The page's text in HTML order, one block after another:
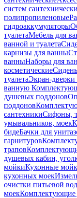
систем
полипропиленовые
гидроаккумуляторы
туалетаМебель для
ванной и туалета
карнизы для ванны
ванныНаборы для
косметические
туалетаЭкран-дверки
ванную
душевых поддонов
поддонов
сантехникиСифоны,
умывальников, моек
бидеБачки для
гарнитуров
трапов
душевых кабин,
мойкиКухонные
кухонных моек
очистки питьевой
моекКомплектующие